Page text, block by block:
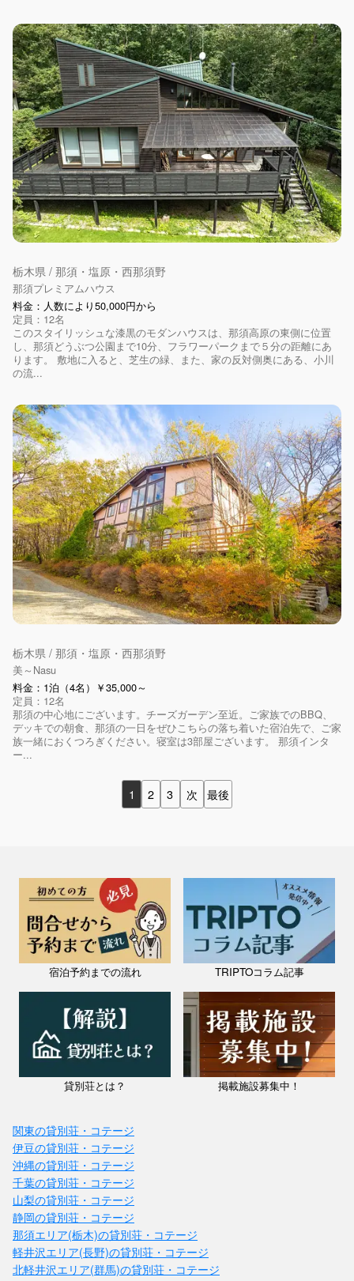
栃木県 / 那須・塩原・西那須野
那須プレミアムハウス
料金：人数により50,000円から
定員：12名
このスタイリッシュな漆黒のモダンハウスは、那須高原の東側に位置
し、那須どうぶつ公園まで10分、フラワーパークまで５分の距離にあ
ります。 敷地に入ると、芝生の緑、また、家の反対側奥にある、小川
の流...
栃木県 / 那須・塩原・西那須野
美～Nasu
料金：1泊（4名）￥35,000～
定員：12名
那須の中心地にございます。チーズガーデン至近。ご家族でのBBQ、
デッキでの朝食、那須の一日をぜひこちらの落ち着いた宿泊先で、ご家
族一緒におくつろぎください。寝室は3部屋ございます。 那須インタ
ー...
1 2 3 次 最後
宿泊予約までの流れ TRIPTOコラム記事
貸別荘とは？ 掲載施設募集中！
関東の貸別荘・コテージ
伊豆の貸別荘・コテージ
沖縄の貸別荘・コテージ
千葉の貸別荘・コテージ
山梨の貸別荘・コテージ
静岡の貸別荘・コテージ
那須エリア(栃木)の貸別荘・コテージ
軽井沢エリア(長野)の貸別荘・コテージ
北軽井沢エリア(群馬)の貸別荘・コテージ